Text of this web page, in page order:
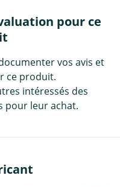
pour ce
vos avis et
ce produit.
intéressés des
pour leur achat.